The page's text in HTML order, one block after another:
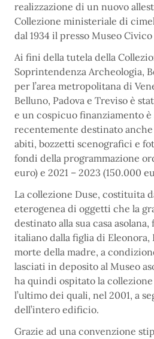
realizzazione di un nuovo
Collezione ministeriale di
dal 1934 il presso Museo
Ai fini della tutela della
Soprintendenza Archeologia,
per l’area metropolitana di
Belluno, Padova e Treviso è
e un cospicuo finanziamento è
recentemente destinato
abiti, bozzetti scenografici e
fondi della programmazione
euro) e 2021 – 2023 (150.000
La collezione Duse, costituita
eterogenea di oggetti che la
destinato alla sua casa
italiano dalla figlia di
morte della madre, a
lasciati in deposito al Museo
ha quindi ospitato la
l’ultimo dei quali, nel 2001, a
dell’intero edificio.
Grazie ad una convenzione